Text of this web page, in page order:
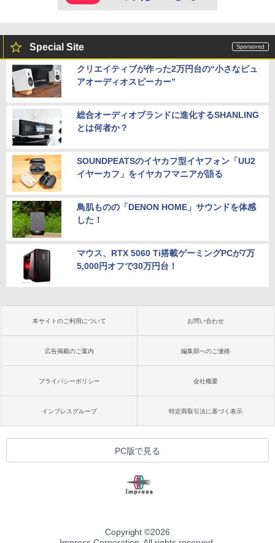
Special Site
クリエイティブが作った2万円台の“小さなピュ
アオーディオスピーカー”
総合オーディオブランドに進化するSHANLING
とは何者か？
SOUNDPEATSのイヤカフ型イヤフォン「UU2
イヤーカフ」をイヤカフマニアが語る
鳥肌ものの「DENON HOME」サウンドを体感
した！
マウス、RTX 5060 Ti搭載ゲーミングPCが7万
5,000円オフで30万円台！
本サイトのご利用について お問い合わせ
広告掲載のご案内 編集部へのご連絡
プライバシーポリシー 会社概要
インプレスグループ 特定商取引法に基づく表示
PC版で見る
Copyright ©2026